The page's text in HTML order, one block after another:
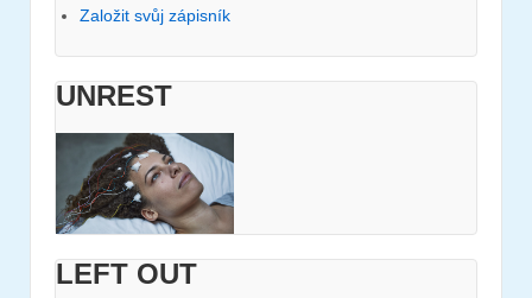
Založit svůj zápisník
UNREST
LEFT OUT